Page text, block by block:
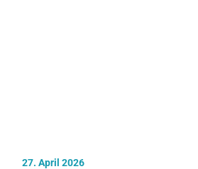
27. April 2026